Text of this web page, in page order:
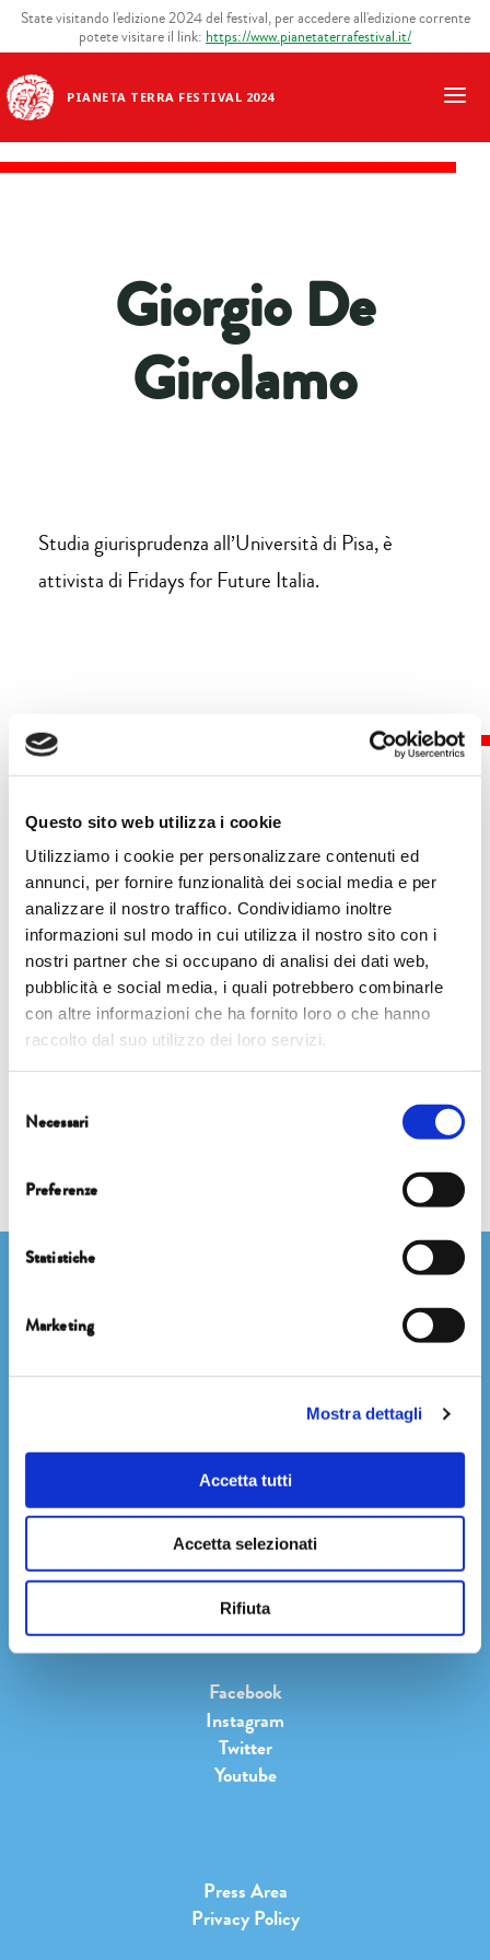
Questo sito web utilizza i cookie
Utilizziamo i cookie per personalizzare contenuti ed
annunci, per fornire funzionalità dei social media e per
analizzare il nostro traffico. Condividiamo inoltre
informazioni sul modo in cui utilizza il nostro sito con i
nostri partner che si occupano di analisi dei dati web,
pubblicità e social media, i quali potrebbero combinarle
con altre informazioni che ha fornito loro o che hanno
raccolto dal suo utilizzo dei loro servizi.
delNecessari
Preferenze
Statistiche
Marketing
Mostra dettagli
Accetta tutti
Accetta selezionati
Rifiuta
PIANETA TERRA FESTIVAL 2024
State visitando l'edizione 2024 del festival, per accedere all'edizione corrente
potete visitare il link: https://www.pianetaterrafestival.it/
Giorgio De
Girolamo
Studia giurisprudenza all’Università di Pisa, è
attivista di Fridays for Future Italia.
Eventi
8 ottobre |11.45 | Sala Tobino
INNESTI
SE PROTESTI TI CANCELLO. I LIMITI E I TRAGUARDI DELLA
DISOBBEDIENZA CLIMATICA
Cliccando suIscrivitiaccetti l'informativa sulla privacy
Facebook
Instagram
Twitter
Youtube
Press Area
Privacy Policy